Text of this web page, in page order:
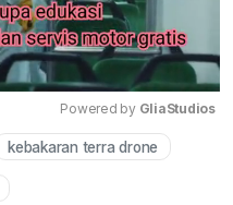
Mute
Powered by GliaStudios
kebakaran terra drone